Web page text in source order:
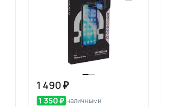
1 490 ₽
1 350 ₽ наличными